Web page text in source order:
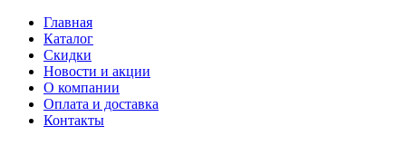
Главная
Каталог
Скидки
Новости и акции
О компании
Оплата и доставка
Контакты